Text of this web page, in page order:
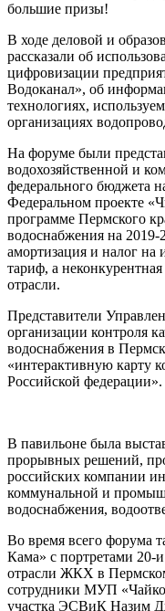
большие призы!
В ходе деловой и
рассказали об
цифровизации
Водоканал», об
технологиях,
организациях
На форуме были
водохозяйственной и
федерального бюджета
Федеральном проекте
программе Пермского
водоснабжения на 2019-
амортизация и налог
тариф, а неконкурентная
отрасли.
Представители
организации контроля
водоснабжения в
«интерактивную карту
Российской федерации».
В павильоне была
прорывных решений,
российских компании
коммунальной и
водоснабжения,
Во время всего форума
Кама» с портретами 20-
отрасли ЖКХ в
сотрудники МУП
участка ЭСВиК Назим